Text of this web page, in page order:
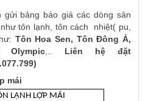
gửi bảng báo giá các dòng sản
tôn lạnh, tôn cách nhiệt( pu,
Tôn Hoa Sen, Tôn Đông Á,
Liên hệ đặt
mái
LẠNH LỢP MÁI